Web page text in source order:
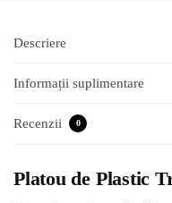
Descriere
Informații suplimentare
Recenzii 0
Platou de Plastic